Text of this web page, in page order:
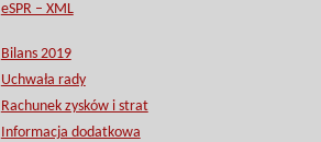
eSPR – XML
Bilans 2019
Uchwała rady
Rachunek zysków i strat
Informacja dodatkowa